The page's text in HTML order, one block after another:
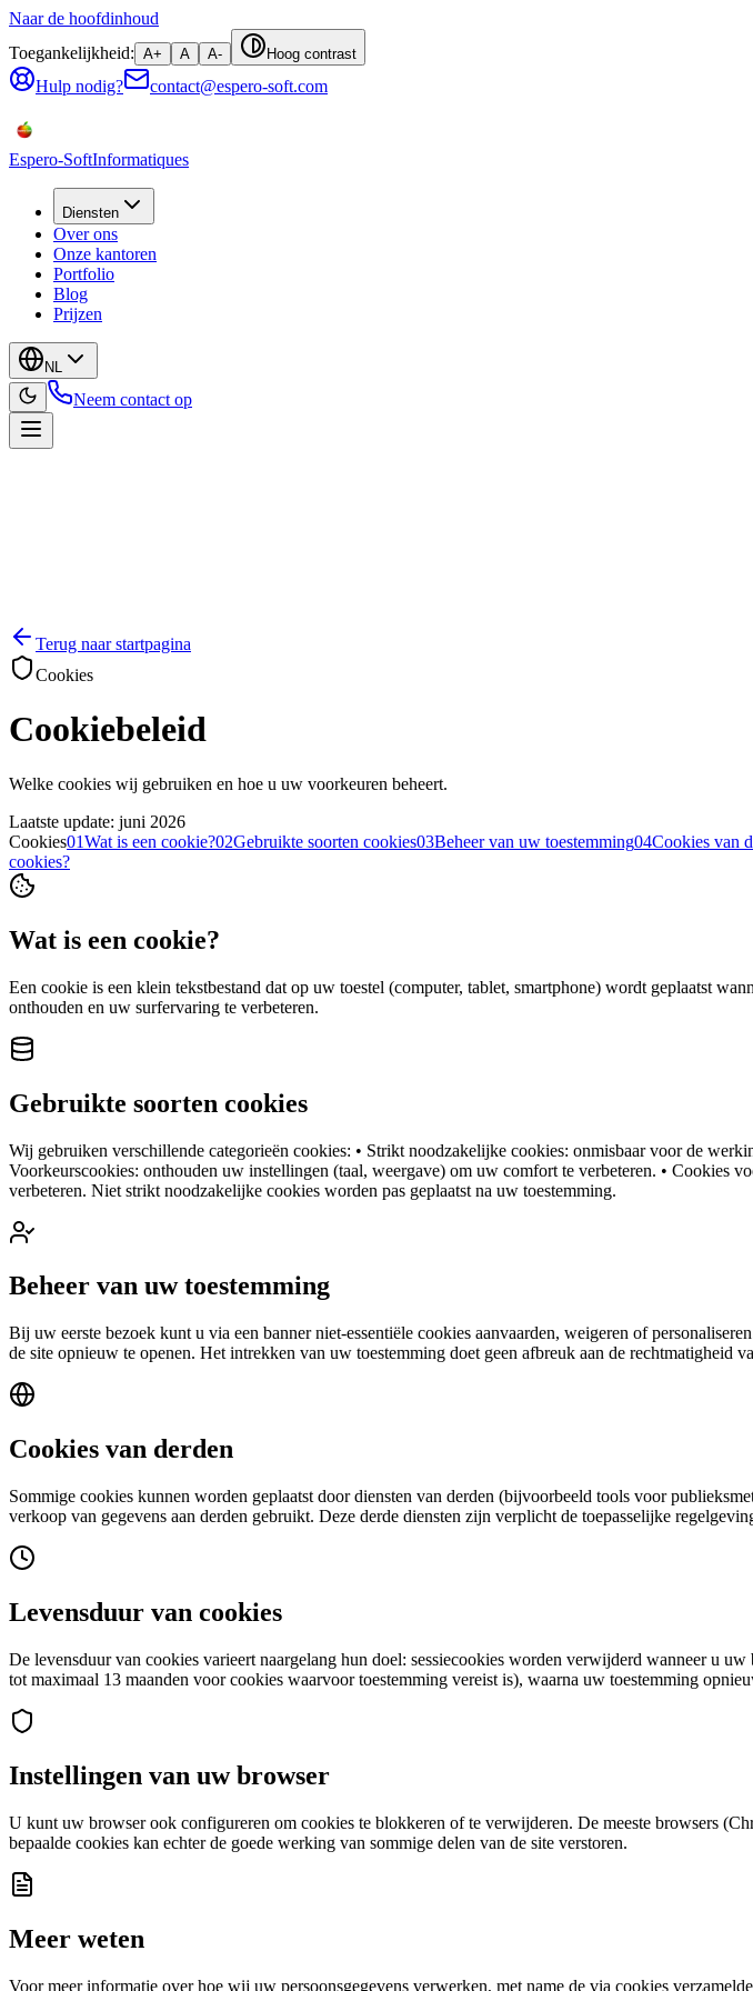
Naar de hoofdinhoud
Toegankelijkheid: A+ A A- Hoog contrast
Hulp nodig? contact@espero-soft.com
Espero-SoftInformatiques
Diensten
Over ons
Onze kantoren
Portfolio
Blog
Prijzen
NL
Neem contact op
Terug naar startpagina
Cookies
Cookiebeleid
Welke cookies wij gebruiken en hoe u uw voorkeuren beheert.
Laatste update: juni 2026
Cookies01Wat is een cookie?02Gebruikte soorten cookies03Beheer van uw toestemming04Cookies van
cookies?
Wat is een cookie?
Een cookie is een klein tekstbestand dat op uw toestel (computer, tablet, smartphone) wordt geplaatst
onthouden en uw surfervaring te verbeteren.
Gebruikte soorten cookies
Wij gebruiken verschillende categorieën cookies: • Strikt noodzakelijke cookies: onmisbaar voor de
Voorkeurscookies: onthouden uw instellingen (taal, weergave) om uw comfort te verbeteren. • Cookies
verbeteren. Niet strikt noodzakelijke cookies worden pas geplaatst na uw toestemming.
Beheer van uw toestemming
Bij uw eerste bezoek kunt u via een banner niet-essentiële cookies aanvaarden, weigeren of
de site opnieuw te openen. Het intrekken van uw toestemming doet geen afbreuk aan de rechtmatigheid
Cookies van derden
Sommige cookies kunnen worden geplaatst door diensten van derden (bijvoorbeeld tools voor
verkoop van gegevens aan derden gebruikt. Deze derde diensten zijn verplicht de toepasselijke
Levensduur van cookies
De levensduur van cookies varieert naargelang hun doel: sessiecookies worden verwijderd wanneer u
tot maximaal 13 maanden voor cookies waarvoor toestemming vereist is), waarna uw toestemming
Instellingen van uw browser
U kunt uw browser ook configureren om cookies te blokkeren of te verwijderen. De meeste browsers
bepaalde cookies kan echter de goede werking van sommige delen van de site verstoren.
Meer weten
Voor meer informatie over hoe wij uw persoonsgegevens verwerken, met name de via cookies